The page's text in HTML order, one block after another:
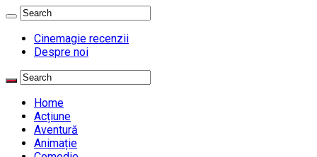
Cinemagie recenzii
Despre noi
Home
Acțiune
Aventură
Animație